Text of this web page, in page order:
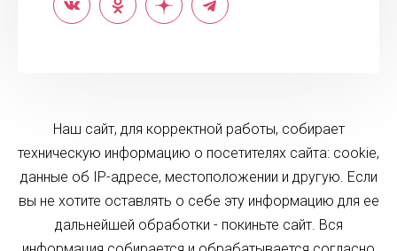
Наш сайт, для корректной работы, собирает
техническую информацию о посетителях сайта: cookie,
данные об IP-адресе, местоположении и другую. Если
вы не хотите оставлять о себе эту информацию для ее
дальнейшей обработки - покиньте сайт. Вся